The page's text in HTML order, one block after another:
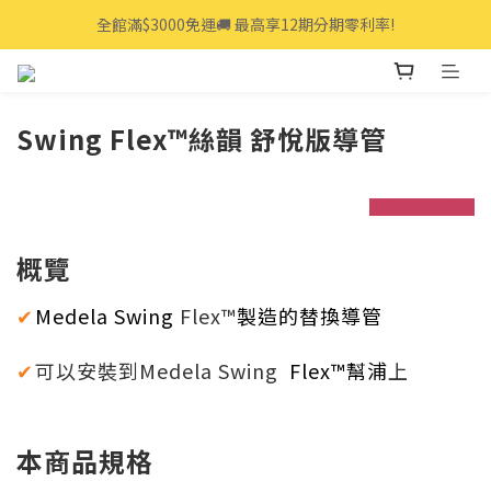
全館滿$3000免運🚚 最高享12期分期零利率!
全館滿$3000免運🚚 最高享12期分期零利率!
全館滿$3000免運🚚 最高享12期分期零利率!
Swing Flex™絲韻 舒悅版導管
概覽
✔ Medela Swing Flex™製造的替換導管
✔ 可以安裝到Medela Swing Flex™幫浦上
本商品規格